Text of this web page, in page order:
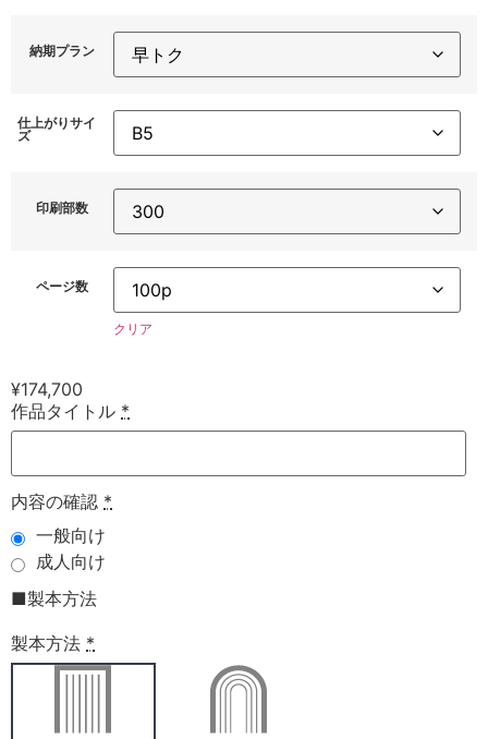
納期プラン
仕上がりサイ
ズ
印刷部数
ページ数
クリア
¥174,700
作品タイトル *
内容の確認 *
一般向け
成人向け
■製本方法
製本方法 *